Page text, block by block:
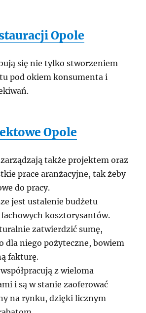
Opole
się nie tylko stworzeniem
pod okiem konsumenta i
Opole
także projektem oraz
prace aranżacyjne, tak żeby
do pracy.
jest ustalenie budżetu
kosztorysantów.
zatwierdzić sumę,
dla niego pożyteczne, bowiem
fakturę.
z wieloma
i są w stanie zaoferować
na rynku, dzięki licznym